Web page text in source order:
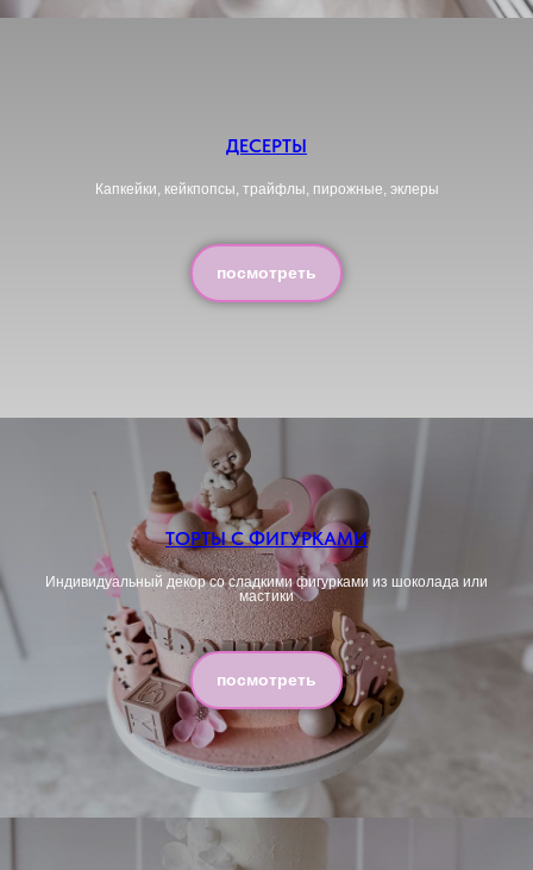
ДЕСЕРТЫ
Капкейки, кейкпопсы, трайфлы, пирожные, эклеры
посмотреть
ТОРТЫ С ФИГУРКАМИ
Индивидуальный декор со сладкими фигурками из шоколада или
мастики
посмотреть